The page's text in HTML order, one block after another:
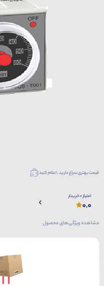
قیمت بهتری سراغ دارید ، اعلام کنید
امتیاز 0 خریدار
0.0
مشاهده ویژگی‌های محصول